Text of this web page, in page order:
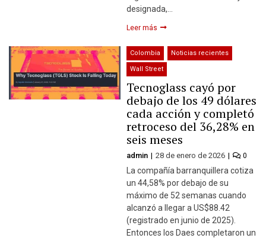
designada,…
Leer más
Colombia Noticias recientes
Wall Street
Tecnoglass cayó por
debajo de los 49 dólares
cada acción y completó
retroceso del 36,28% en
seis meses
admin 28 de enero de 2026 0
La compañía barranquillera cotiza
un 44,58% por debajo de su
máximo de 52 semanas cuando
alcanzó a llegar a US$88.42
(registrado en junio de 2025).
Entonces los Daes completaron un